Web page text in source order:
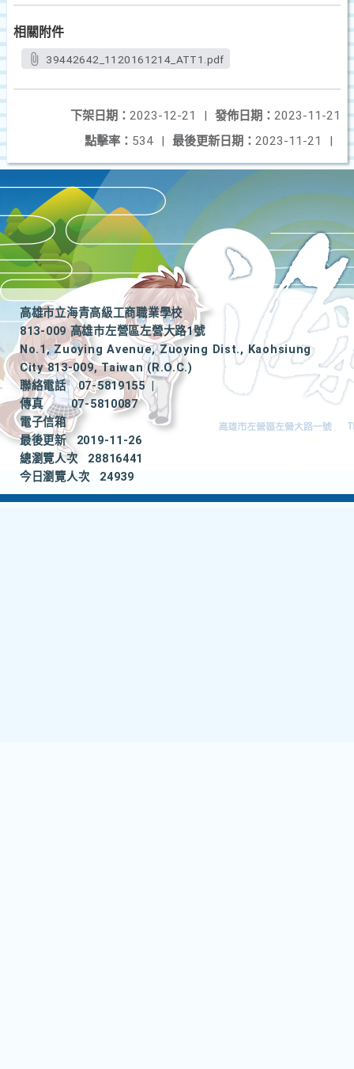
相關附件
39442642_1120161214_ATT1.pdf
發佈日期： 2023-11-21
下架日期： 2023-12-21
|
最後更新日期： 2023-11-21 |
點擊率： 534 |
高雄市立海青高級工商職業學校
813-009 高雄市左營區左營大路1號
No.1, Zuoying Avenue, Zuoying Dist., Kaohsiung
City 813-009, Taiwan (R.O.C.)
聯絡電話
07-5819155
|
傳真
07-5810087
電子信箱
最後更新
2019-11-26
總瀏覽人次
28816441
今日瀏覽人次
24939